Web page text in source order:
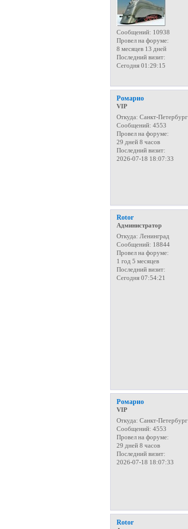
Сообщений: 10938
Провел на форуме:
8 месяцев 13 дней
Последний визит:
Сегодня 01:29:15
Ромарио
VIP
Откуда: Санкт-Петербург
Сообщений: 4553
Провел на форуме:
29 дней 8 часов
Последний визит:
2026-07-18 18:07:33
Rotor
Администратор
Откуда: Ленинград
Сообщений: 18844
Провел на форуме:
1 год 5 месяцев
Последний визит:
Сегодня 07:54:21
Ромарио
VIP
Откуда: Санкт-Петербург
Сообщений: 4553
Провел на форуме:
29 дней 8 часов
Последний визит:
2026-07-18 18:07:33
Rotor